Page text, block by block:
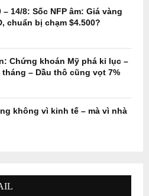
14/8: Sốc NFP âm: Giá vàng
chuẩn bị chạm $4.500?
Chứng khoán Mỹ phá kỉ lục –
– Dầu thô cũng vọt 7%
không vì kinh tế – mà vì nhà